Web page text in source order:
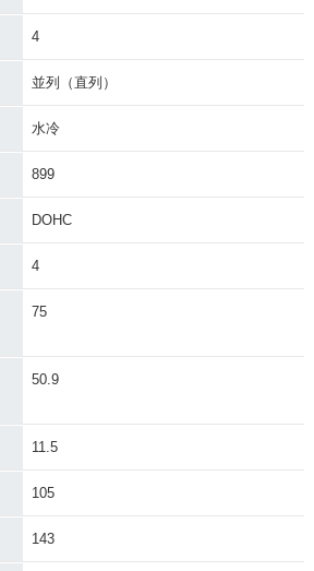
4
並列（直列）
水冷
899
DOHC
4
75
50.9
11.5
105
143